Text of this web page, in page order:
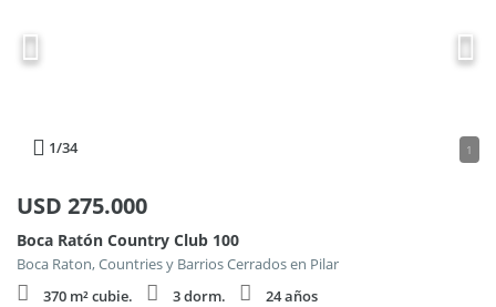
1/34 1
USD 275.000
Boca Ratón Country Club 100
Boca Raton, Countries y Barrios Cerrados en Pilar
370 m² cubie.
3 dorm.
24 años